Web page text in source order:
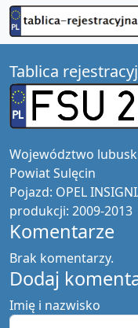
Tablica
Województwo
PowiatSulęcin
Pojazd: OPEL
produkcji: 2009-2013
Komentarze
Brak komentarzy.
Dodaj
Imię i nazwisko